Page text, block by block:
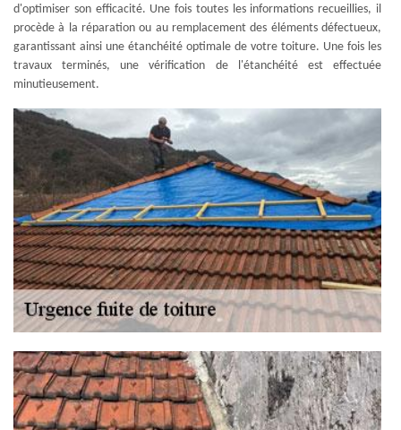
d'optimiser son efficacité. Une fois toutes les informations recueillies, il
procède à la réparation ou au remplacement des éléments défectueux,
garantissant ainsi une étanchéité optimale de votre toiture. Une fois les
travaux terminés, une vérification de l'étanchéité est effectuée
minutieusement.